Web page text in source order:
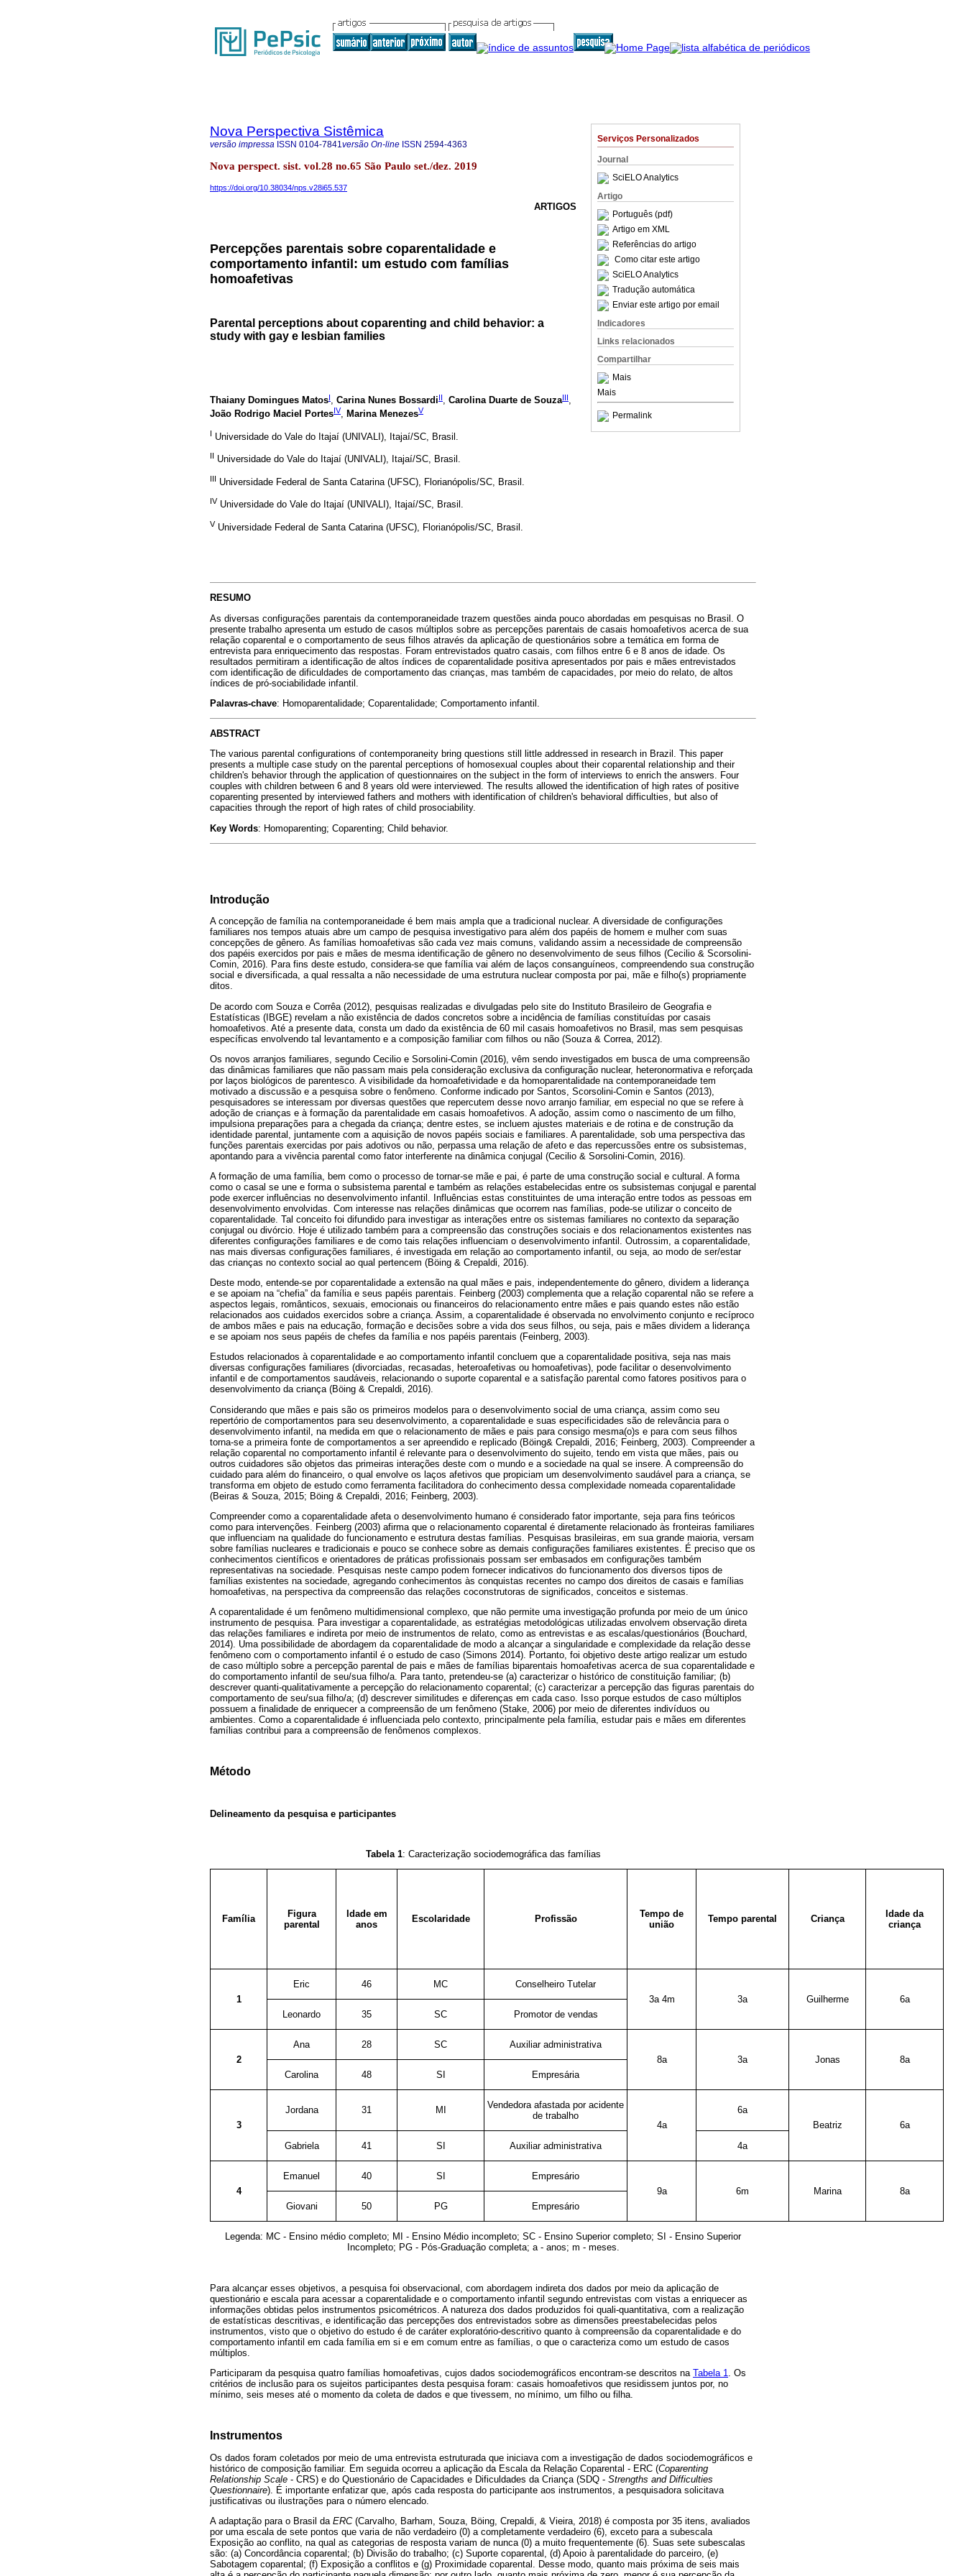
Serviços Personalizados
Journal
SciELO Analytics
Artigo
Português (pdf)
Artigo em XML
Referências do artigo
Como citar este artigo
SciELO Analytics
Tradução automática
Enviar este artigo por email
Indicadores
Links relacionados
Compartilhar
Mais
Mais
Permalink
Nova Perspectiva Sistêmica
versão impressa ISSN 0104-7841versão On-line ISSN 2594-4363
Nova perspect. sist. vol.28 no.65 São Paulo set./dez. 2019
https://doi.org/10.38034/nps.v28i65.537
ARTIGOS
Percepções parentais sobre coparentalidade e
comportamento infantil: um estudo com famílias
homoafetivas
Parental perceptions about coparenting and child behavior: a
study with gay e lesbian families
Thaiany Domingues MatosI, Carina Nunes BossardiII, Carolina Duarte de SouzaIII,
João Rodrigo Maciel PortesIV, Marina MenezesV
I Universidade do Vale do Itajaí (UNIVALI), Itajaí/SC, Brasil.
II Universidade do Vale do Itajaí (UNIVALI), Itajaí/SC, Brasil.
III Universidade Federal de Santa Catarina (UFSC), Florianópolis/SC, Brasil.
IV Universidade do Vale do Itajaí (UNIVALI), Itajaí/SC, Brasil.
V Universidade Federal de Santa Catarina (UFSC), Florianópolis/SC, Brasil.
RESUMO
As diversas configurações parentais da contemporaneidade trazem questões ainda pouco abordadas em pesquisas no Brasil. O
presente trabalho apresenta um estudo de casos múltiplos sobre as percepções parentais de casais homoafetivos acerca de sua
relação coparental e o comportamento de seus filhos através da aplicação de questionários sobre a temática em forma de
entrevista para enriquecimento das respostas. Foram entrevistados quatro casais, com filhos entre 6 e 8 anos de idade. Os
resultados permitiram a identificação de altos índices de coparentalidade positiva apresentados por pais e mães entrevistados
com identificação de dificuldades de comportamento das crianças, mas também de capacidades, por meio do relato, de altos
índices de pró-sociabilidade infantil.
Palavras-chave: Homoparentalidade; Coparentalidade; Comportamento infantil.
ABSTRACT
The various parental configurations of contemporaneity bring questions still little addressed in research in Brazil. This paper
presents a multiple case study on the parental perceptions of homosexual couples about their coparental relationship and their
children's behavior through the application of questionnaires on the subject in the form of interviews to enrich the answers. Four
couples with children between 6 and 8 years old were interviewed. The results allowed the identification of high rates of positive
coparenting presented by interviewed fathers and mothers with identification of children's behavioral difficulties, but also of
capacities through the report of high rates of child prosociability.
Key Words: Homoparenting; Coparenting; Child behavior.
Introdução
A concepção de família na contemporaneidade é bem mais ampla que a tradicional nuclear. A diversidade de configurações
familiares nos tempos atuais abre um campo de pesquisa investigativo para além dos papéis de homem e mulher com suas
concepções de gênero. As famílias homoafetivas são cada vez mais comuns, validando assim a necessidade de compreensão
dos papéis exercidos por pais e mães de mesma identificação de gênero no desenvolvimento de seus filhos (Cecilio & Scorsolini-
Comin, 2016). Para fins deste estudo, considera-se que família vai além de laços consanguíneos, compreendendo sua construção
social e diversificada, a qual ressalta a não necessidade de uma estrutura nuclear composta por pai, mãe e filho(s) propriamente
ditos.
De acordo com Souza e Corrêa (2012), pesquisas realizadas e divulgadas pelo site do Instituto Brasileiro de Geografia e
Estatísticas (IBGE) revelam a não existência de dados concretos sobre a incidência de famílias constituídas por casais
homoafetivos. Até a presente data, consta um dado da existência de 60 mil casais homoafetivos no Brasil, mas sem pesquisas
específicas envolvendo tal levantamento e a composição familiar com filhos ou não (Souza & Correa, 2012).
Os novos arranjos familiares, segundo Cecilio e Sorsolini-Comin (2016), vêm sendo investigados em busca de uma compreensão
das dinâmicas familiares que não passam mais pela consideração exclusiva da configuração nuclear, heteronormativa e reforçada
por laços biológicos de parentesco. A visibilidade da homoafetividade e da homoparentalidade na contemporaneidade tem
motivado a discussão e a pesquisa sobre o fenômeno. Conforme indicado por Santos, Scorsolini-Comin e Santos (2013),
pesquisadores se interessam por diversas questões que repercutem desse novo arranjo familiar, em especial no que se refere à
adoção de crianças e à formação da parentalidade em casais homoafetivos. A adoção, assim como o nascimento de um filho,
impulsiona preparações para a chegada da criança; dentre estes, se incluem ajustes materiais e de rotina e de construção da
identidade parental, juntamente com a aquisição de novos papéis sociais e familiares. A parentalidade, sob uma perspectiva das
funções parentais exercidas por pais adotivos ou não, perpassa uma relação de afeto e das repercussões entre os subsistemas,
apontando para a vivência parental como fator interferente na dinâmica conjugal (Cecilio & Sorsolini-Comin, 2016).
A formação de uma família, bem como o processo de tornar-se mãe e pai, é parte de uma construção social e cultural. A forma
como o casal se une e forma o subsistema parental e também as relações estabelecidas entre os subsistemas conjugal e parental
pode exercer influências no desenvolvimento infantil. Influências estas constituintes de uma interação entre todos as pessoas em
desenvolvimento envolvidas. Com interesse nas relações dinâmicas que ocorrem nas famílias, pode-se utilizar o conceito de
coparentalidade. Tal conceito foi difundido para investigar as interações entre os sistemas familiares no contexto da separação
conjugal ou divórcio. Hoje é utilizado também para a compreensão das construções sociais e dos relacionamentos existentes nas
diferentes configurações familiares e de como tais relações influenciam o desenvolvimento infantil. Outrossim, a coparentalidade,
nas mais diversas configurações familiares, é investigada em relação ao comportamento infantil, ou seja, ao modo de ser/estar
das crianças no contexto social ao qual pertencem (Böing & Crepaldi, 2016).
Deste modo, entende-se por coparentalidade a extensão na qual mães e pais, independentemente do gênero, dividem a liderança
e se apoiam na “chefia” da família e seus papéis parentais. Feinberg (2003) complementa que a relação coparental não se refere a
aspectos legais, românticos, sexuais, emocionais ou financeiros do relacionamento entre mães e pais quando estes não estão
relacionados aos cuidados exercidos sobre a criança. Assim, a coparentalidade é observada no envolvimento conjunto e recíproco
de ambos mães e pais na educação, formação e decisões sobre a vida dos seus filhos, ou seja, pais e mães dividem a liderança
e se apoiam nos seus papéis de chefes da família e nos papéis parentais (Feinberg, 2003).
Estudos relacionados à coparentalidade e ao comportamento infantil concluem que a coparentalidade positiva, seja nas mais
diversas configurações familiares (divorciadas, recasadas, heteroafetivas ou homoafetivas), pode facilitar o desenvolvimento
infantil e de comportamentos saudáveis, relacionando o suporte coparental e a satisfação parental como fatores positivos para o
desenvolvimento da criança (Böing & Crepaldi, 2016).
Considerando que mães e pais são os primeiros modelos para o desenvolvimento social de uma criança, assim como seu
repertório de comportamentos para seu desenvolvimento, a coparentalidade e suas especificidades são de relevância para o
desenvolvimento infantil, na medida em que o relacionamento de mães e pais para consigo mesma(o)s e para com seus filhos
torna-se a primeira fonte de comportamentos a ser apreendido e replicado (Böing& Crepaldi, 2016; Feinberg, 2003). Compreender a
relação coparental no comportamento infantil é relevante para o desenvolvimento do sujeito, tendo em vista que mães, pais ou
outros cuidadores são objetos das primeiras interações deste com o mundo e a sociedade na qual se insere. A compreensão do
cuidado para além do financeiro, o qual envolve os laços afetivos que propiciam um desenvolvimento saudável para a criança, se
transforma em objeto de estudo como ferramenta facilitadora do conhecimento dessa complexidade nomeada coparentalidade
(Beiras & Souza, 2015; Böing & Crepaldi, 2016; Feinberg, 2003).
Compreender como a coparentalidade afeta o desenvolvimento humano é considerado fator importante, seja para fins teóricos
como para intervenções. Feinberg (2003) afirma que o relacionamento coparental é diretamente relacionado às fronteiras familiares
que influenciam na qualidade do funcionamento e estrutura destas famílias. Pesquisas brasileiras, em sua grande maioria, versam
sobre famílias nucleares e tradicionais e pouco se conhece sobre as demais configurações familiares existentes. É preciso que os
conhecimentos científicos e orientadores de práticas profissionais possam ser embasados em configurações também
representativas na sociedade. Pesquisas neste campo podem fornecer indicativos do funcionamento dos diversos tipos de
famílias existentes na sociedade, agregando conhecimentos às conquistas recentes no campo dos direitos de casais e famílias
homoafetivas, na perspectiva da compreensão das relações coconstrutoras de significados, conceitos e sistemas.
A coparentalidade é um fenômeno multidimensional complexo, que não permite uma investigação profunda por meio de um único
instrumento de pesquisa. Para investigar a coparentalidade, as estratégias metodológicas utilizadas envolvem observação direta
das relações familiares e indireta por meio de instrumentos de relato, como as entrevistas e as escalas/questionários (Bouchard,
2014). Uma possibilidade de abordagem da coparentalidade de modo a alcançar a singularidade e complexidade da relação desse
fenômeno com o comportamento infantil é o estudo de caso (Simons 2014). Portanto, foi objetivo deste artigo realizar um estudo
de caso múltiplo sobre a percepção parental de pais e mães de famílias biparentais homoafetivas acerca de sua coparentalidade e
do comportamento infantil de seu/sua filho/a. Para tanto, pretendeu-se (a) caracterizar o histórico de constituição familiar; (b)
descrever quanti-qualitativamente a percepção do relacionamento coparental; (c) caracterizar a percepção das figuras parentais do
comportamento de seu/sua filho/a; (d) descrever similitudes e diferenças em cada caso. Isso porque estudos de caso múltiplos
possuem a finalidade de enriquecer a compreensão de um fenômeno (Stake, 2006) por meio de diferentes indivíduos ou
ambientes. Como a coparentalidade é influenciada pelo contexto, principalmente pela família, estudar pais e mães em diferentes
famílias contribui para a compreensão de fenômenos complexos.
Método
Delineamento da pesquisa e participantes
Tabela 1: Caracterização sociodemográfica das famílias
Família
Figura
parental
Idade em
anos
Escolaridade Profissão
Tempo de
união
Tempo parental Criança
Idade da
criança
1
Eric 46 MC
Conselheiro Tutelar
3a 4m
3a Guilherme
6a
Leonardo
35 SC Promotor de vendas
2
Ana 28 SC
Auxiliar administrativa
8a
3a Jonas
8a
Carolina
48 SI Empresária
3
Jordana 31 MI
Vendedora afastada por acidente
de trabalho
4a
6a
Beatriz
6a
Gabriela
41 SI Auxiliar administrativa 4a
4
Emanuel 40 SI
Empresário
9a
6m Marina
8a
Giovani
50 PG Empresário
Legenda: MC - Ensino médio completo; MI - Ensino Médio incompleto; SC - Ensino Superior completo; SI - Ensino Superior
Incompleto; PG - Pós-Graduação completa; a - anos; m - meses.
Para alcançar esses objetivos, a pesquisa foi observacional, com abordagem indireta dos dados por meio da aplicação de
questionário e escala para acessar a coparentalidade e o comportamento infantil segundo entrevistas com vistas a enriquecer as
informações obtidas pelos instrumentos psicométricos. A natureza dos dados produzidos foi quali-quantitativa, com a realização
de estatísticas descritivas, e identificação das percepções dos entrevistados sobre as dimensões preestabelecidas pelos
instrumentos, visto que o objetivo do estudo é de caráter exploratório-descritivo quanto à compreensão da coparentalidade e do
comportamento infantil em cada família em si e em comum entre as famílias, o que o caracteriza como um estudo de casos
múltiplos.
Participaram da pesquisa quatro famílias homoafetivas, cujos dados sociodemográficos encontram-se descritos na Tabela 1. Os
critérios de inclusão para os sujeitos participantes desta pesquisa foram: casais homoafetivos que residissem juntos por, no
mínimo, seis meses até o momento da coleta de dados e que tivessem, no mínimo, um filho ou filha.
Instrumentos
Os dados foram coletados por meio de uma entrevista estruturada que iniciava com a investigação de dados sociodemográficos e
histórico de composição familiar. Em seguida ocorreu a aplicação da Escala da Relação Coparental - ERC (Coparenting
Relationship Scale - CRS) e do Questionário de Capacidades e Dificuldades da Criança (SDQ - Strengths and Difficulties
Questionnaire). É importante enfatizar que, após cada resposta do participante aos instrumentos, a pesquisadora solicitava
justificativas ou ilustrações para o número elencado.
A adaptação para o Brasil da ERC (Carvalho, Barham, Souza, Böing, Crepaldi, & Vieira, 2018) é composta por 35 itens, avaliados
por uma escala de sete pontos que varia de não verdadeiro (0) a completamente verdadeiro (6), exceto para a subescala
Exposição ao conflito, na qual as categorias de resposta variam de nunca (0) a muito frequentemente (6). Suas sete subescalas
são: (a) Concordância coparental; (b) Divisão do trabalho; (c) Suporte coparental, (d) Apoio à parentalidade do parceiro, (e)
Sabotagem coparental; (f) Exposição a conflitos e (g) Proximidade coparental. Desse modo, quanto mais próxima de seis mais